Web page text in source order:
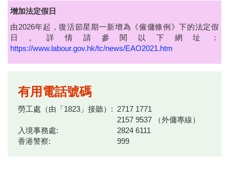
增加法定假日
由2026年起，復活節星期一新增為《僱傭條例》下的法定假
日。詳情請參閱以下網址：
https://www.labour.gov.hk/tc/news/EAO2021.htm
有用電話號碼
勞工處（由「1823」接聽）: 2717 1771
2157 9537 （外傭專線）
入境事務處:
2824 6111
香港警察:
999